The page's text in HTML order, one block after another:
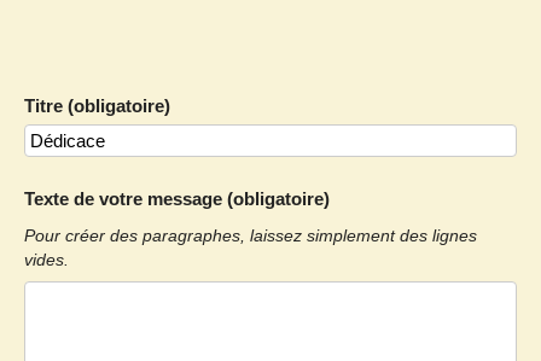
Titre (obligatoire)
Texte de votre message (obligatoire)
Pour créer des paragraphes, laissez simplement des lignes
vides.